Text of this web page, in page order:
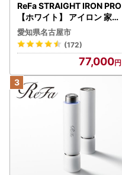
ReFa STRAIGHT IRON PRO
【ホワイト】 アイロン 家電
美容 リファ アイロン
愛知県名古屋市
(172)
77,000